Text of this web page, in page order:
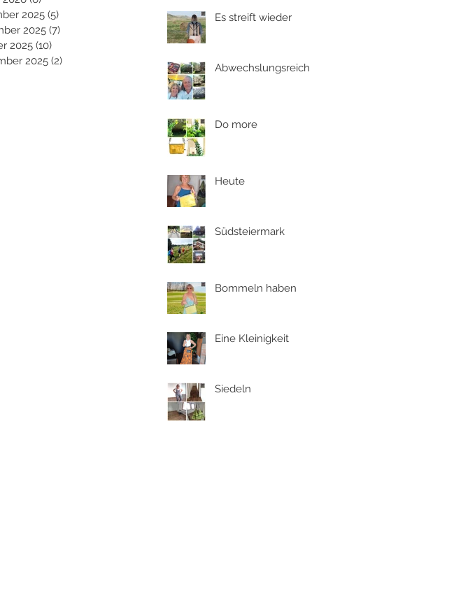
2025 (5)
2025 (7)
2025 (10)
2025 (2)
Es streift wieder
Abwechslungsreich
Do more
Heute
Südsteiermark
Bommeln haben
Eine Kleinigkeit
Siedeln